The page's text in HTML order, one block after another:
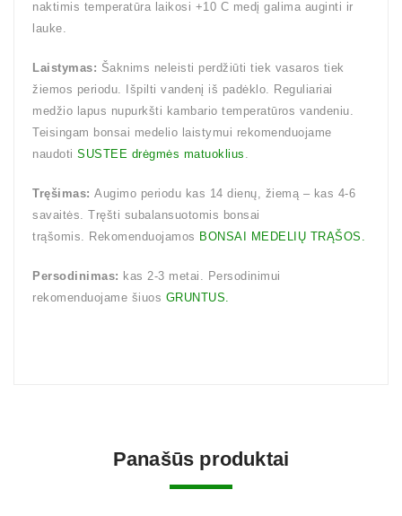
naktimis temperatūra laikosi +10 C medį galima auginti ir
lauke.
Laistymas: Šaknims neleisti perdžiūti tiek vasaros tiek
žiemos periodu. Išpilti vandenį iš padėklo. Reguliariai
medžio lapus nupurkšti kambario temperatūros vandeniu.
Teisingam bonsai medelio laistymui rekomenduojame
naudoti SUSTEE drėgmės matuoklius .
Tręšimas: Augimo periodu kas 14 dienų, žiemą – kas 4-6
savaitės. Tręšti subalansuotomis bonsai
trąšomis. Rekomenduojamos BONSAI MEDELIŲ TRĄŠOS.
Persodinimas: kas 2-3 metai. Persodinimui
rekomenduojame šiuos GRUNTUS.
Panašūs produktai